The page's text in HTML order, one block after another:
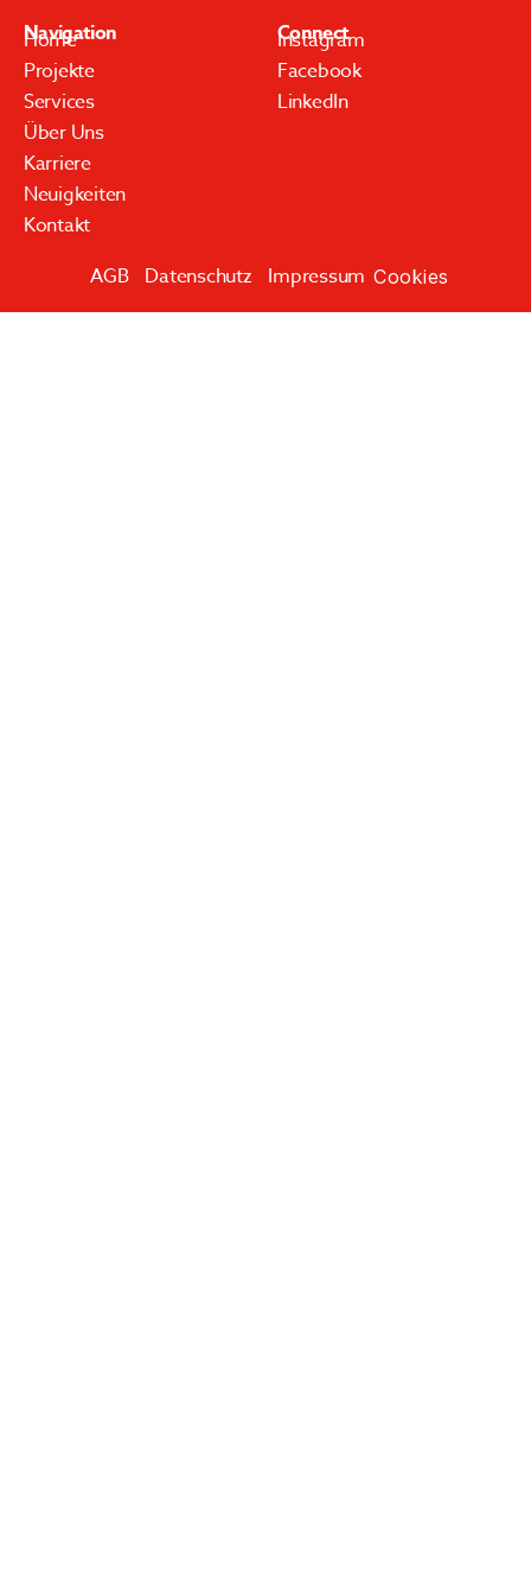
Navigation
Home
Projekte
Services
Über Uns
Karriere
Neuigkeiten
Kontakt
Connect
Instagram
Facebook
LinkedIn
AGB Datenschutz Impressum Cookies